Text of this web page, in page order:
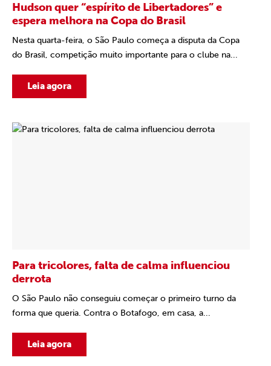
Hudson quer “espírito de Libertadores” e
espera melhora na Copa do Brasil
Nesta quarta-feira, o São Paulo começa a disputa da Copa
do Brasil, competição muito importante para o clube na...
Leia agora
Para tricolores, falta de calma influenciou
derrota
O São Paulo não conseguiu começar o primeiro turno da
forma que queria. Contra o Botafogo, em casa, a...
Leia agora